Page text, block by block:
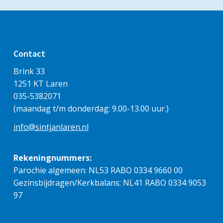
Contact
Brink 33
1251 KT Laren
035-5382071
(maandag t/m donderdag: 9.00-13.00 uur.)
info@sintjanlaren.nl
Rekeningnummers:
Parochie algemeen: NL53 RABO 0334 9660 00
Gezinsbijdragen/Kerkbalans: NL41 RABO 0334 9053
97